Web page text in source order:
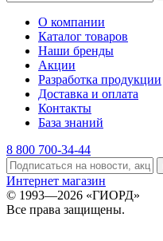
О компании
Каталог товаров
Наши бренды
Акции
Разработка продукции
Доставка и оплата
Контакты
База знаний
8 800 700-34-44
Интернет магазин
© 1993—2026 «ГИОРД»
Все права защищены.